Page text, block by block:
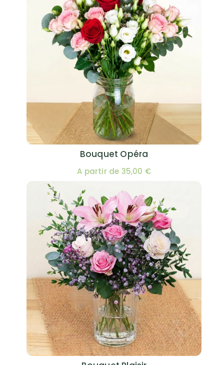
Bouquet Opéra
A partir de 35,00 €